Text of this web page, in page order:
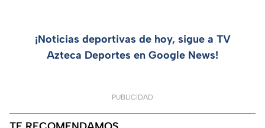
¡Noticias deportivas de hoy, sigue a TV
Azteca Deportes en Google News!
PUBLICIDAD